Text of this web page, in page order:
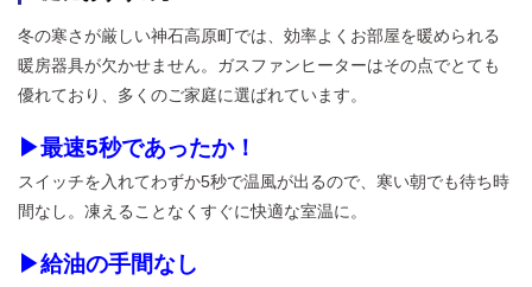
冬の寒さが厳しい神石高原町では、効率よくお部屋を暖められる
暖房器具が欠かせません。ガスファンヒーターはその点でとても
優れており、多くのご家庭に選ばれています。
▶最速5秒であったか！
スイッチを入れてわずか5秒で温風が出るので、寒い朝でも待ち時
間なし。凍えることなくすぐに快適な室温に。
▶給油の手間なし